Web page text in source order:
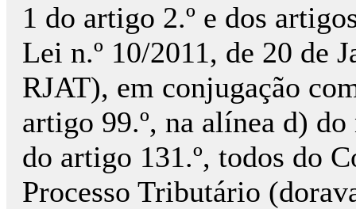
1 do artigo 2.º e dos
Lei n.º 10/2011, de 20 de
RJAT), em conjugação
artigo 99.º, na alínea d) do
do artigo 131.º, todos do
Processo Tributário